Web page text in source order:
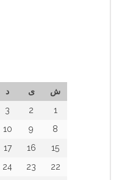
ش ی د
1
2
3
8
9
10
15
16
17
22
23
24